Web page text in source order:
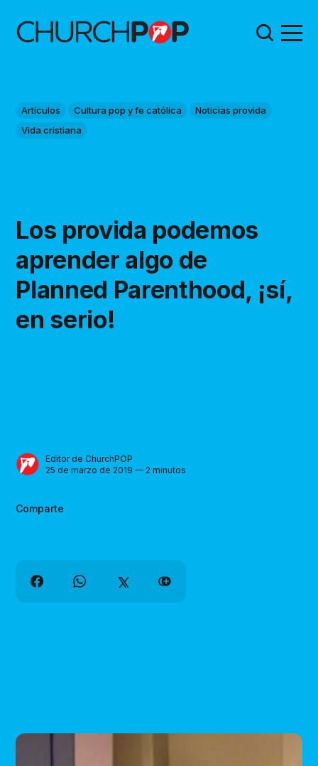
Artículos Cultura pop y fe católica
Noticias provida
Vida cristiana
Los provida podemos
aprender algo de
Planned Parenthood, ¡sí,
en serio!
Editor de ChurchPOP
25 de marzo de 2019 — 2 minutos
Comparte